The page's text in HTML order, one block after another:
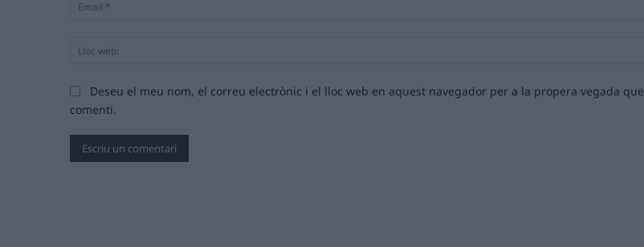
Deseu el meu nom, el correu electrònic i el lloc web en aquest navegador per a la propera vegada que
comenti.